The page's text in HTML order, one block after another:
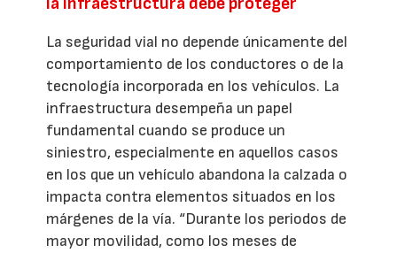
La seguridad vial no depende únicamente del
comportamiento de los conductores o de la
tecnología incorporada en los vehículos. La
infraestructura desempeña un papel
fundamental cuando se produce un
siniestro, especialmente en aquellos casos
en los que un vehículo abandona la calzada o
impacta contra elementos situados en los
márgenes de la vía. “Durante los periodos de
mayor movilidad, como los meses de